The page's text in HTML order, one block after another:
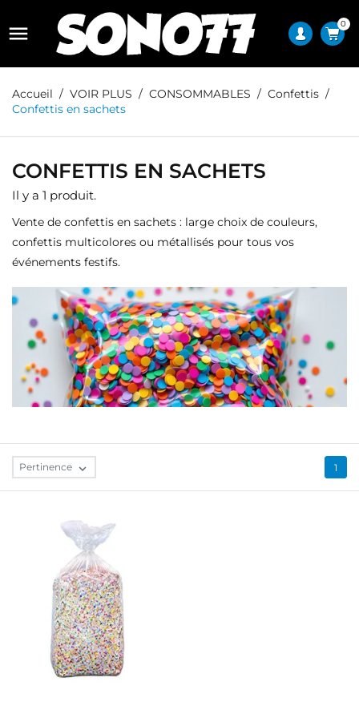
 0
Accueil VOIR PLUS CONSOMMABLES
Confettis
Confettis en sachets
CONFETTIS EN SACHETS
Il y a 1 produit.
Vente de confettis en sachets : large choix de couleurs,
confettis multicolores ou métallisés pour tous vos
événements festifs.
Pertinence  1